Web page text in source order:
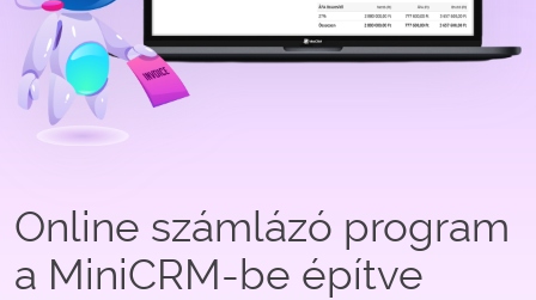
Online számlázó program
a MiniCRM-be építve